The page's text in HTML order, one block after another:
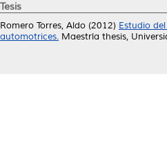
Tesis
Romero Torres, Aldo (2012) Estudio
automotrices. Maestría thesis,